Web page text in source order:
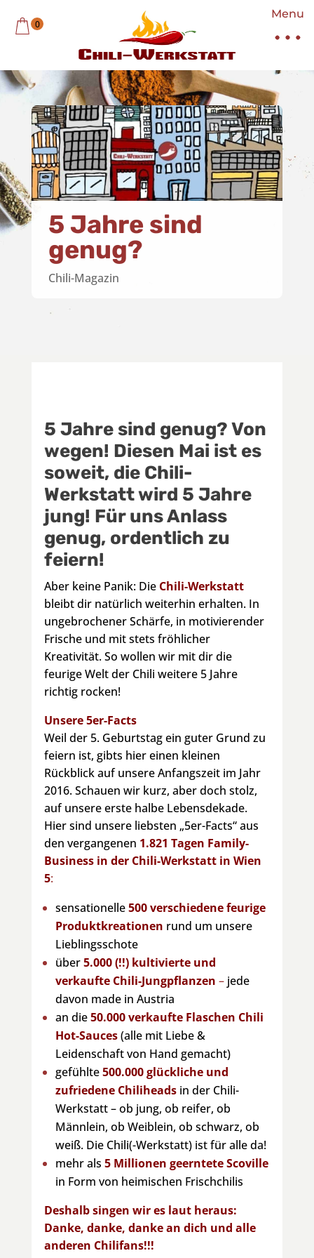
Menu
0
5 Jahre sind
genug?
Chili-Magazin
5 Jahre sind genug? Von
wegen! Diesen Mai ist es
soweit, die Chili-
Werkstatt wird 5 Jahre
jung! Für uns Anlass
genug, ordentlich zu
feiern!
Aber keine Panik: Die Chili-Werkstatt
bleibt dir natürlich weiterhin erhalten. In
ungebrochener Schärfe, in motivierender
Frische und mit stets fröhlicher
Kreativität. So wollen wir mit dir die
feurige Welt der Chili weitere 5 Jahre
richtig rocken!
Unsere 5er-Facts
Weil der 5. Geburtstag ein guter Grund zu
feiern ist, gibts hier einen kleinen
Rückblick auf unsere Anfangszeit im Jahr
2016. Schauen wir kurz, aber doch stolz,
auf unsere erste halbe Lebensdekade.
Hier sind unsere liebsten „5er-Facts“ aus
den vergangenen 1.821 Tagen Family-
Business in der Chili-Werkstatt in Wien
5:
sensationelle500 verschiedene feurige
Produktkreationen rund um unsere
Lieblingsschote
über5.000 (!!) kultivierte und
verkaufte Chili-Jungpflanzen – jede
davon made in Austria
an die50.000 verkaufte Flaschen Chili
Hot-Sauces(alle mit Liebe &
Leidenschaft von Hand gemacht)
gefühlte500.000 glückliche und
zufriedene Chiliheads in der Chili-
Werkstatt – ob jung, ob reifer, ob
Männlein, ob Weiblein, ob schwarz, ob
weiß. Die Chili(-Werkstatt) ist für alle da!
mehr als 5 Millionen geerntete Scoville
in Form von heimischen Frischchilis
Deshalb singen wir es laut heraus:
Danke, danke, danke an dich und alle
anderen Chilifans!!!